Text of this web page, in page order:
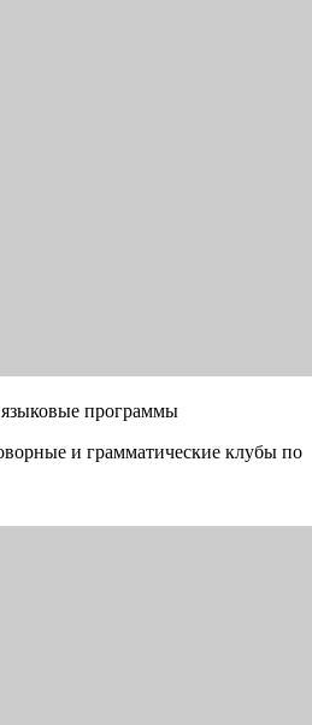
программы
и грамматические клубы по